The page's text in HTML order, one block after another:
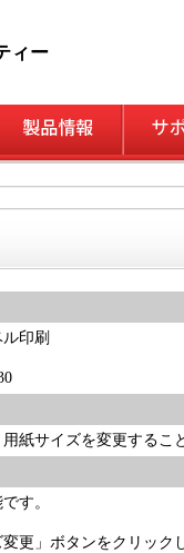
ィー
印刷
紙サイズを変更するこ
す。
更」ボタンをクリック